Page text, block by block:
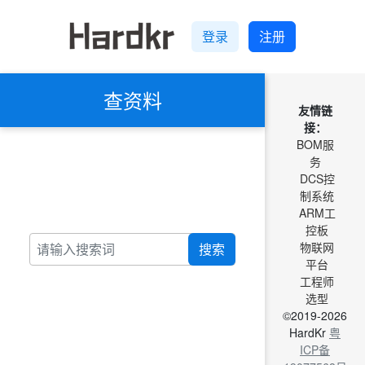
登录 注册
查资料
搜索
友情链
接：
BOM服
务
DCS控
制系统
ARM工
控板
物联网
平台
工程师
选型
©2019-2026
HardKr 粤
ICP备